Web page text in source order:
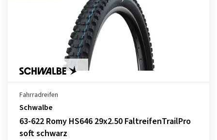
Fahrradreifen
Schwalbe
63-622 Romy HS646 29x2.50 FaltreifenTrailPro
soft schwarz